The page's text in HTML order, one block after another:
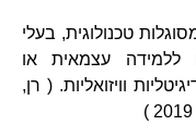
טכנולוגית, בעלי
ללמידה עצמאית או
וויזואליות. ( רן,